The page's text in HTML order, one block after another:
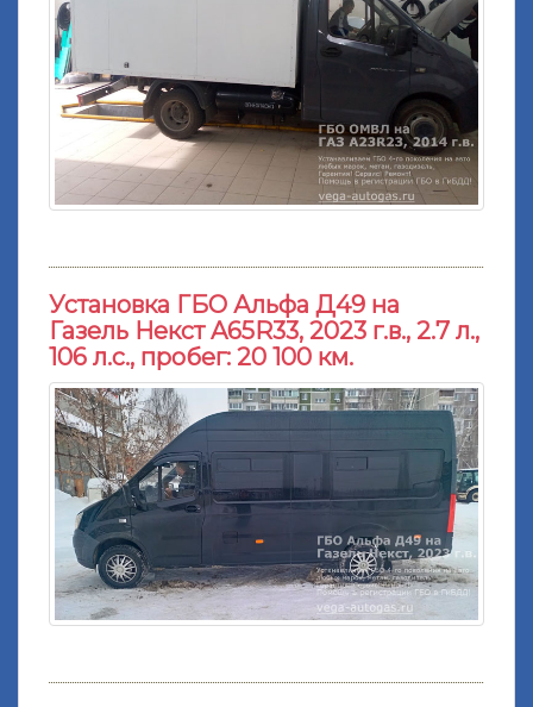
Установка ГБО Альфа Д49 на
Газель Некст A65R33, 2023 г.в., 2.7 л.,
106 л.с., пробег: 20 100 км.